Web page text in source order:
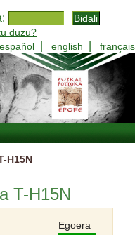
duzu?
español
english français
H15N
T-H15N
Egoera